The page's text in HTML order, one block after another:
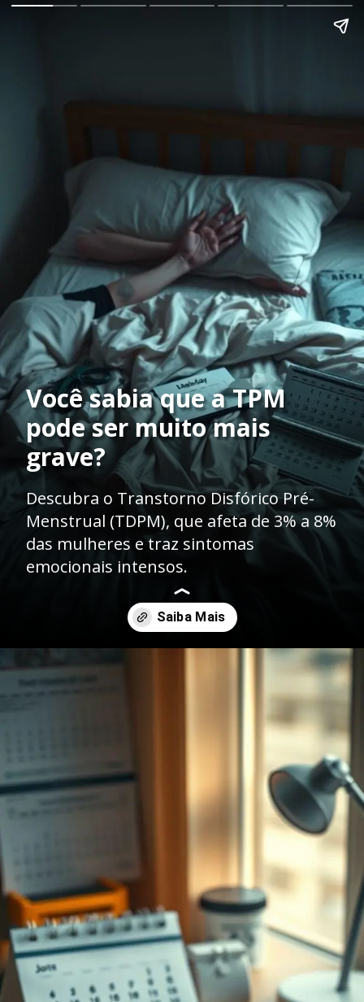
Você sabia que a TPM
pode ser muito mais
grave?
Descubra o Transtorno Disfórico Pré-
Menstrual (TDPM), que afeta de 3% a 8%
das mulheres e traz sintomas
emocionais intensos.
Opening